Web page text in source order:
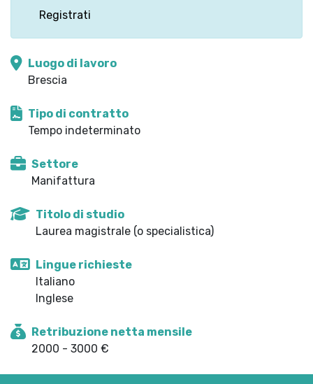
Registrati
Luogo di lavoro
Brescia
Tipo di contratto
Tempo indeterminato
Settore
Manifattura
Titolo di studio
Laurea magistrale (o specialistica)
Lingue richieste
Italiano
Inglese
Retribuzione netta mensile
2000 - 3000 €